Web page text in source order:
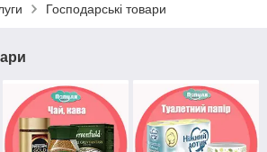
Господарські товари